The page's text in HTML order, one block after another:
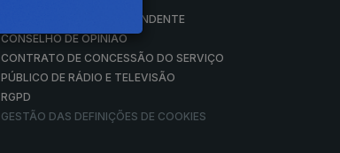
CONSELHO GERAL INDEPENDENTE
CONSELHO DE OPINIÃO
CONTRATO DE CONCESSÃO DO SERVIÇO
PÚBLICO DE RÁDIO E TELEVISÃO
RGPD
GESTÃO DAS DEFINIÇÕES DE COOKIES